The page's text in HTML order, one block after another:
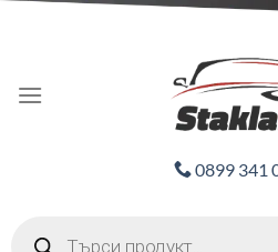
0899 341
search